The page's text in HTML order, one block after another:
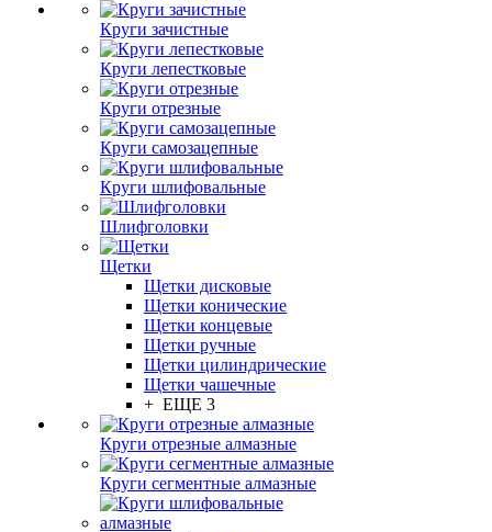
Круги зачистные
Круги лепестковые
Круги отрезные
Круги самозацепные
Круги шлифовальные
Шлифголовки
Щетки
Щетки дисковые
Щетки конические
Щетки концевые
Щетки ручные
Щетки цилиндрические
Щетки чашечные
+ ЕЩЕ 3
Круги отрезные алмазные
Круги сегментные алмазные